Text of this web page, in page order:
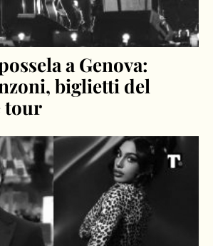
a Genova:
biglietti del
tour